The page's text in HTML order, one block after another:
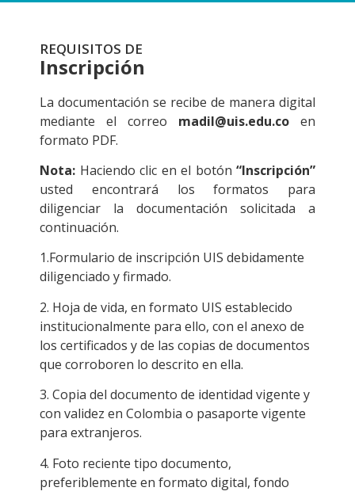
REQUISITOS DE
Inscripción
La documentación se recibe de manera digital
mediante el correo madil@uis.edu.co en
formato PDF.
Nota: Haciendo clic en el botón “Inscripción”
usted encontrará los formatos para
diligenciar la documentación solicitada a
continuación.
1.Formulario de inscripción UIS debidamente
diligenciado y firmado.
2. Hoja de vida, en formato UIS establecido
institucionalmente para ello, con el anexo de
los certificados y de las copias de documentos
que corroboren lo descrito en ella.
3. Copia del documento de identidad vigente y
con validez en Colombia o pasaporte vigente
para extranjeros.
4. Foto reciente tipo documento,
preferiblemente en formato digital, fondo